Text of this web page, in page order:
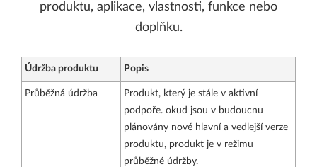
produktu, aplikace, vlastnosti, funkce nebo
doplňku.
Údržba produktu Popis
Průběžná údržba
Produkt, který je stále v aktivní
podpoře. okud jsou v budoucnu
plánovány nové hlavní a vedlejší verze
produktu, produkt je v režimu
průběžné údržby.